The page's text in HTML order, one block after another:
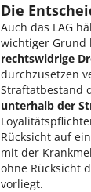
Die
Auch das LAG
wichtiger Grund
rechtswidrige
durchzusetzen
Straftatbestand
unterhalb der
Rücksicht auf
mit der
ohne Rücksicht
vorliegt.